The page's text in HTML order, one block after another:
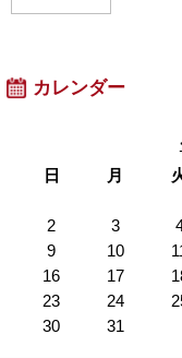
カレンダー
日
月
2
3
9
10
16
17
23
24
30
31